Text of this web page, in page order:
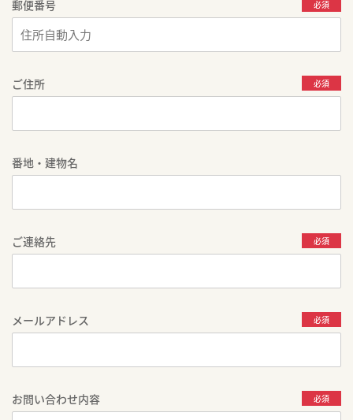
郵便番号 必須
ご住所 必須
番地・建物名
ご連絡先 必須
メールアドレス 必須
お問い合わせ内容 必須